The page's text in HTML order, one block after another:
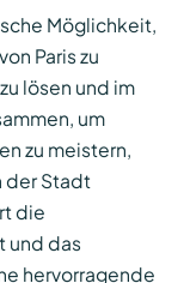
Möglichkeit,
Paris zu
lösen und im
um
zu meistern,
der Stadt
die
und das
hervorragende